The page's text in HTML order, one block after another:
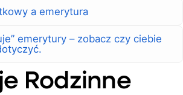
a emerytura
emerytury – zobacz czy ciebie
Rodzinne